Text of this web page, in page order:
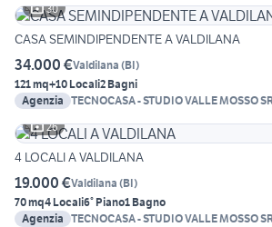
30
CASA SEMINDIPENDENTE A VALDILANA
34.000 €Valdilana (BI)
121 mq+10 Locali2 Bagni
Agenzia TECNOCASA - STUDIO VALLE MOSSO
26
4 LOCALI A VALDILANA
19.000 €Valdilana (BI)
70 mq4 Locali6° Piano1 Bagno
Agenzia TECNOCASA - STUDIO VALLE MOSSO